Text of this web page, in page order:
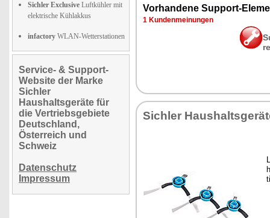
Sichler Exclusive Luftkühler mit
elektrische Kühlakkus
infactory WLAN-Wetterstationen
Service- & Support-
Website der Marke
Sichler
Haushaltsgeräte für
die Vertriebsgebiete
Deutschland,
Österreich und
Schweiz
Datenschutz
Impressum
Vor­han­de­ne Sup­port-
1 Kun­den­mei­nun­gen
Sich­ler